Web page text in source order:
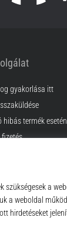
gyakorlása itt
hibás termék esetén
nyilatkozat